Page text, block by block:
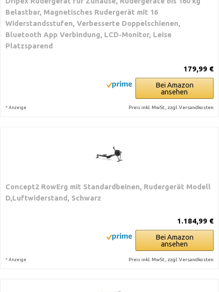
Belastbar, Magnetisches Rudergerät mit 16
Widerstandsstufen, Verbesserte Doppelschienen,
Bluetooth App Verbindung, LCD-Monitor, Leise
Platzsparend
179,99 €
Bei Amazon
ansehen
* Anzeige Preis inkl. MwSt., zzgl. Versandkosten
Concept2 RowErg mit Standardbeinen, Rudergerät Modell
D,Luftwiderstand, Schwarz
1.184,99 €
Bei Amazon
ansehen
* Anzeige Preis inkl. MwSt., zzgl. Versandkosten